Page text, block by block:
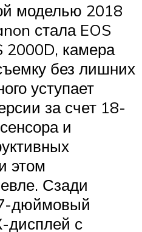
моделью 2018
стала EOS
2000D, камера
без лишних
уступает
за счет 18-
и
этом
Сзади
дюймовый
с